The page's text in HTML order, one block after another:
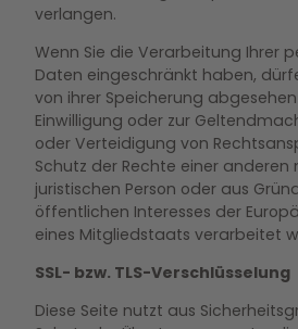
verlangen.
Wenn Sie die Verarbeitung Ihrer
Daten eingeschränkt haben,
von ihrer Speicherung
Einwilligung oder zur
oder Verteidigung von
Schutz der Rechte einer
juristischen Person oder aus
öffentlichen Interesses der
eines Mitgliedstaats verarbeitet
SSL- bzw. TLS-Verschlüsselung
Diese Seite nutzt aus